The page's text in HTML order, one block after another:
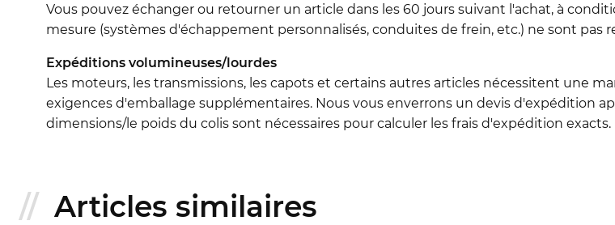
Vous pouvez échanger ou retourner un article dans les 60 jours suivant l'achat, à
mesure (systèmes d'échappement personnalisés, conduites de frein, etc.) ne sont pas
Expéditions volumineuses/lourdes
Les moteurs, les transmissions, les capots et certains autres articles nécessitent une
exigences d'emballage supplémentaires. Nous vous enverrons un devis d'expédition
dimensions/le poids du colis sont nécessaires pour calculer les frais d'expédition exacts.
Articles similaires